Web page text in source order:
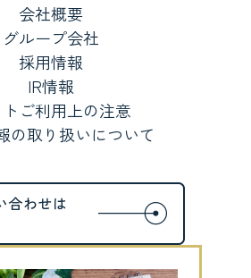
会社概要
グループ会社
採用情報
IR情報
ご利用上の注意
の取り扱いについて